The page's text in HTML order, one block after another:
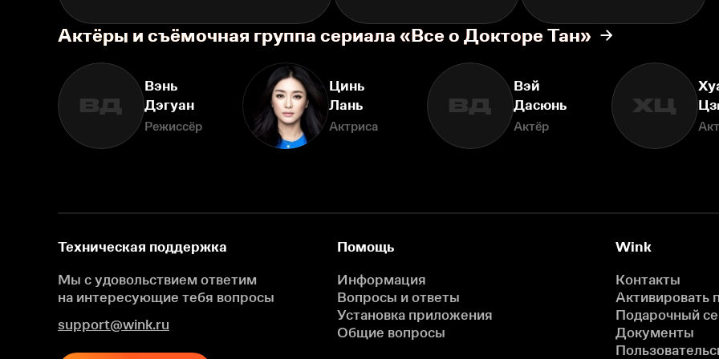
Актёры и съёмочная группа сериала «Все о Докторе Тан»
ВД
Вэнь
Дэгуан
Режиссёр
Цинь
Лань
Актриса
ВД
Вэй
Дасюнь
Актёр
ХЦ
Техническая поддержка
Мы с удовольствием ответим
на интересующие тебя вопросы
support@wink.ru
Помощь
Информация
Вопросы и ответы
Установка приложения
Общие вопросы
Wink
Контакты
Активировать
Подарочный
Документы